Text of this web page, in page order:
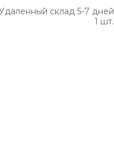
склад 5-7 дней
1 шт.